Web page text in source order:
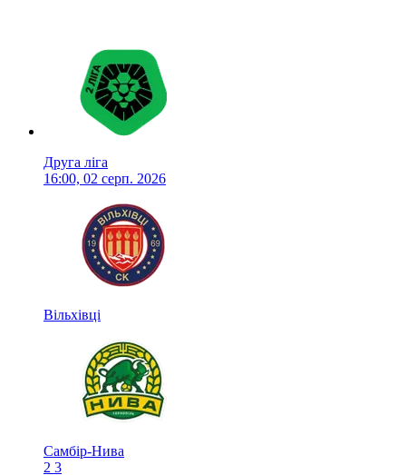
Друга ліга
16:00, 02 серп. 2026
Вільхівці
Самбір-Нива
2 3